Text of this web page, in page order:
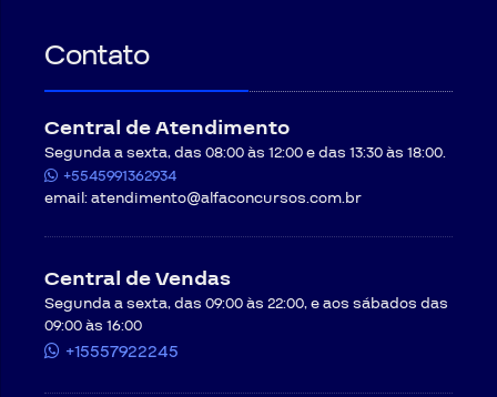
Contato
Central de Atendimento
Segunda a sexta, das 08:00 às 12:00 e das 13:30 às 18:00.
+5545991362934
email:atendimento@alfaconcursos.com.br
Central de Vendas
Segunda a sexta, das 09:00 às 22:00, e aos sábados das
09:00 às 16:00
+15557922245